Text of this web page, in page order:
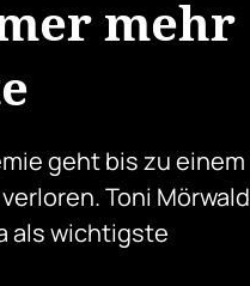
mehr
geht bis zu einem
Toni Mörwald
als wichtigste